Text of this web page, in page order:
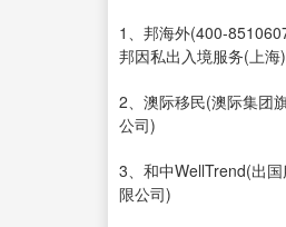
1、邦海外(400-
邦因私出入境服务(上海
2、澳际移民(澳际集团
公司)
3、和中WellTrend(出
限公司)